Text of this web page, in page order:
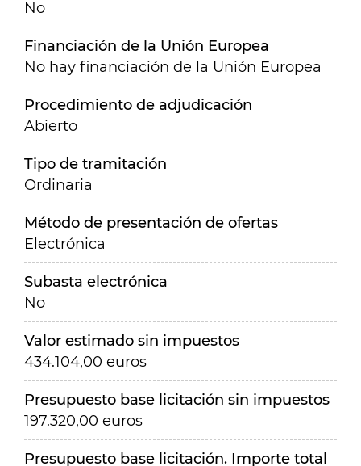
No
Financiación de la Unión Europea
No hay financiación de la Unión Europea
Procedimiento de adjudicación
Abierto
Tipo de tramitación
Ordinaria
Método de presentación de ofertas
Electrónica
Subasta electrónica
No
Valor estimado sin impuestos
434.104,00 euros
Presupuesto base licitación sin impuestos
197.320,00 euros
Presupuesto base licitación. Importe total